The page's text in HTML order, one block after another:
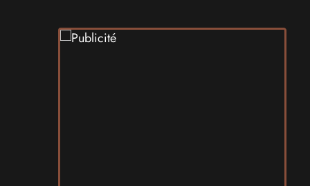
SALONS & CONVENTIONS GEEKS
Art To Play 2026